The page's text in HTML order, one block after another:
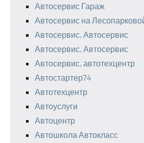
Автосервис Гараж
Автосервис на
Автосервис, Автосервис
Автосервис, Автосервис
Автосервис, автотехцентр
Автостартер74
Автотехцентр
Автоуслуги
Автоцентр
Автошкола Автокласс